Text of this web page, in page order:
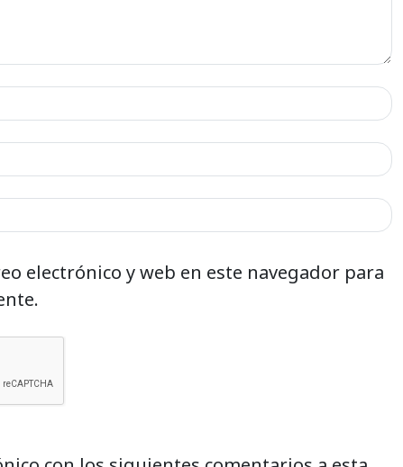
electrónico y web en este navegador para